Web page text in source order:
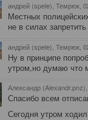
андрей (spele), Темрюк ,
Местных
не в силах
андрей (spele), Темрюк ,
Ну в принципе
утром,но думаю что
Александр
Спасибо всем
Сегодня утром